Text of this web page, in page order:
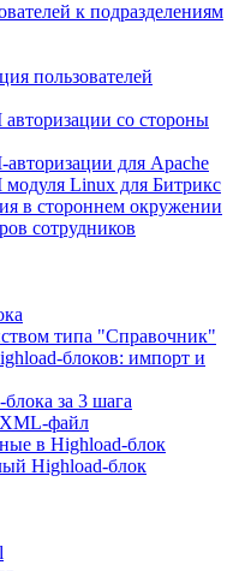
к подразделениям
пользователей
со стороны
для Apache
Linux для Битрикс
в стороннем окружении
сотрудников
типа "Справочник"
блоков: импорт и
за 3 шага
XML-файл
в Highload-блок
Highload-блок